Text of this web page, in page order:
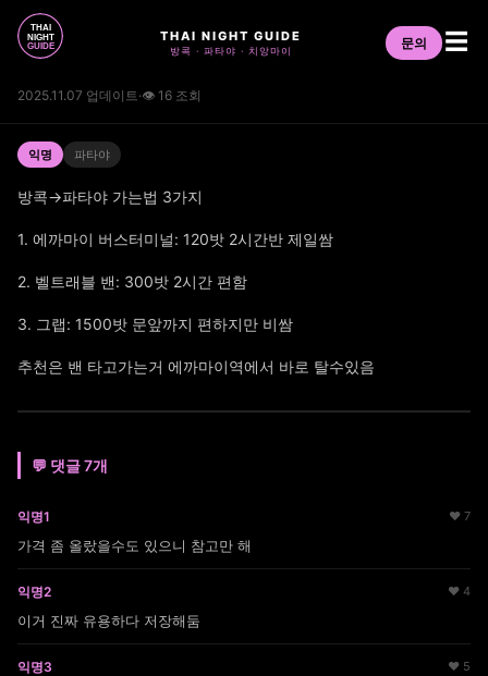
THAI NIGHT GUIDE
방콕 · 파타야 · 치앙마이 문의 ☰
2025.11.07 업데이트·👁 16 조회
익명 파타야
방콕→파타야 가는법 3가지
1. 에까마이 버스터미널: 120밧 2시간반 제일쌈
2. 벨트래블 밴: 300밧 2시간 편함
3. 그랩: 1500밧 문앞까지 편하지만 비쌈
추천은 밴 타고가는거 에까마이역에서 바로 탈수있음
💬 댓글 7개
익명1 ♥ 7
가격 좀 올랐을수도 있으니 참고만 해
익명2 ♥ 4
이거 진짜 유용하다 저장해둠
익명3 ♥ 5